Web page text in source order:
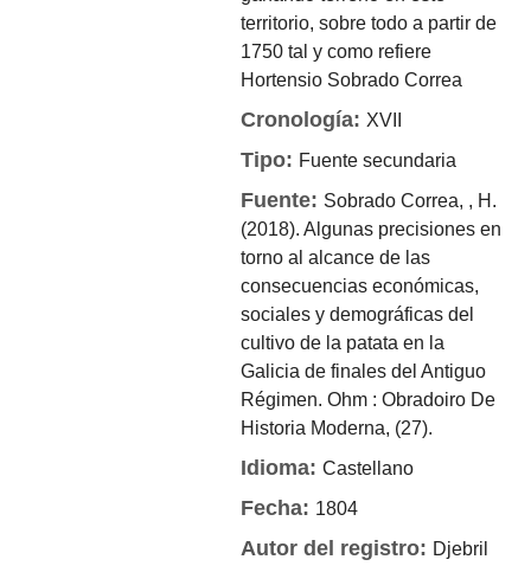
territorio, sobre todo a partir de
1750 tal y como refiere
Hortensio Sobrado Correa
Cronología:XVII
Tipo: Fuente secundaria
Fuente: Sobrado Correa, , H.
(2018). Algunas precisiones en
torno al alcance de las
consecuencias económicas,
sociales y demográficas del
cultivo de la patata en la
Galicia de finales del Antiguo
Régimen. Ohm : Obradoiro De
Historia Moderna, (27).
Idioma:Castellano
Fecha: 1804
Autor del registro: Djebril